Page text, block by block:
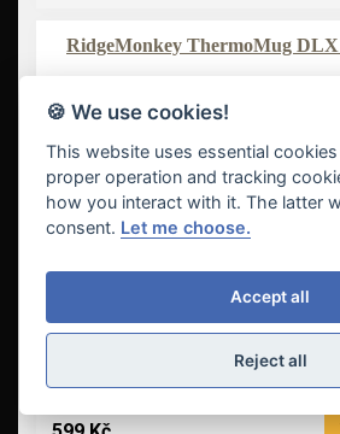
RidgeMonkey ThermoMug DLX
🍪 We use cookies!
This website uses essential
proper operation and tracking
how you interact with it. The latter
consent. Let me choose.
Accept all
Reject all